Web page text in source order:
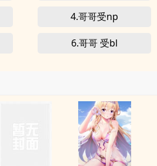
4.哥哥受np
6.哥哥 受bl